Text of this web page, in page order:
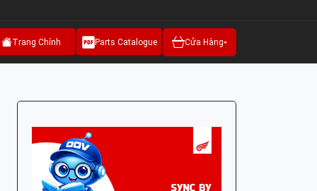
Trang Chính Parts Catalogue Cửa Hàng